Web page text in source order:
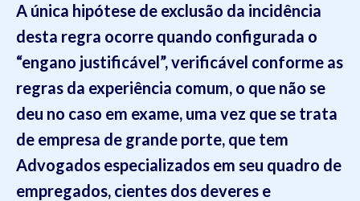
A única hipótese de exclusão da incidência
desta regra ocorre quando configurada o
“engano justificável”, verificável conforme as
regras da experiência comum, o que não se
deu no caso em exame, uma vez que se trata
de empresa de grande porte, que tem
Advogados especializados em seu quadro de
empregados, cientes dos deveres e